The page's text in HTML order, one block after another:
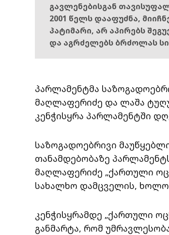
გავლენებისგან
2001 წელს დააფუძნა,
პატიმარი, არ აპირებს
და აგრძელებს ბრძოლას
პარლამენტმა
მაღლაფერიძე და ლაშა
კენჭისყრა პარლამენტში
საზოგადოებრივი
თანამდებობაზე
მაღლაფერიძე „ქართული
სახალხო დამცველის, ხოლო
კენჭისყრამდე „ქართული
განმარტა, რომ